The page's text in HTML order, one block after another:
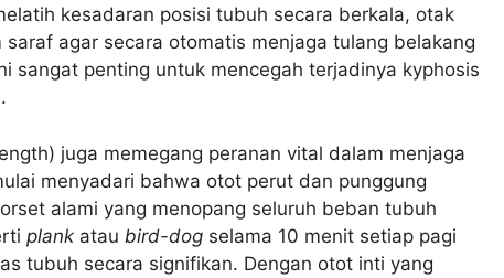
kesadaran posisi tubuh secara berkala, otak
agar secara otomatis menjaga tulang belakang
sangat penting untuk mencegah terjadinya kyphosis
juga memegang peranan vital dalam menjaga
menyadari bahwa otot perut dan punggung
alami yang menopang seluruh beban tubuh
plank atau bird-dog selama 10 menit setiap pagi
tubuh secara signifikan. Dengan otot inti yang